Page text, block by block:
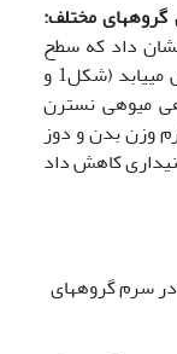
مختلف:
داد که سطح
هر دو آنزیم در گروه تیمار با اتانول افزایش می­یابد (شکل1 و
میوه­ی نسترن
وزن بدن و دوز
کاهش داد
شکل 1- مقایسه میانگین سطح آنزیم ALT در سرم گروه­های